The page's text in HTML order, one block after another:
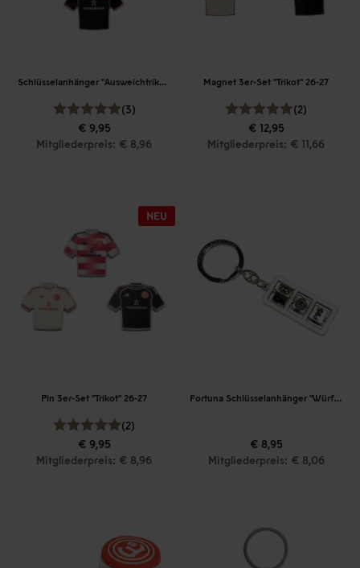
Schlüsselanhänger "Ausweichtrikot" 26-27
(3)
€ 9,95
Mitgliederpreis: € 8,96
Magnet 3er-Set "Trikot" 26-27
(2)
€ 12,95
Mitgliederpreis: € 11,66
Pin 3er-Set "Trikot" 26-27
(2)
€ 9,95
Mitgliederpreis: € 8,96
Fortuna Schlüsselanhänger "Würfelspinner"
€ 8,95
Mitgliederpreis: € 8,06